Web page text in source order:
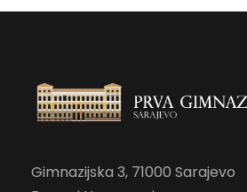
Gimnazijska 3, 71000 Sarajevo